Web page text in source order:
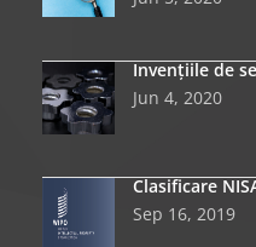
Invențiile de
Jun 4, 2020
Clasificare
Sep 16, 2019